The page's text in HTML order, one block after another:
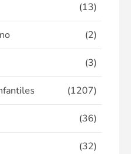
(13)
(2)
(3)
(1207)
(36)
(32)